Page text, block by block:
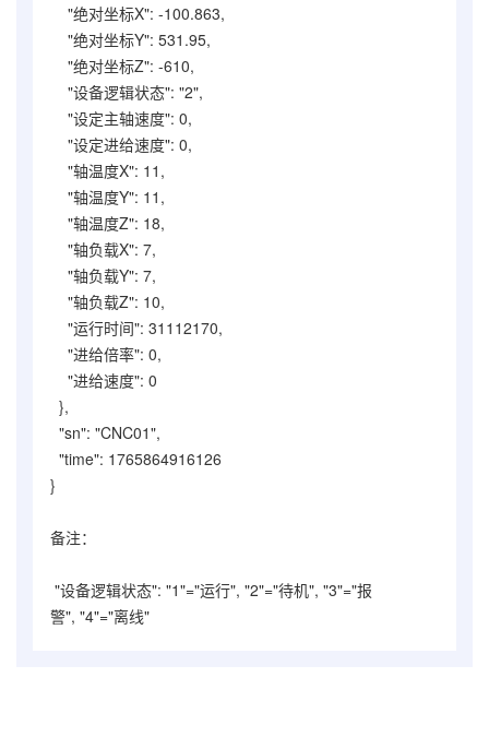
"绝对坐标X": -100.863,
"绝对坐标Y": 531.95,
"绝对坐标Z": -610,
"设备逻辑状态": "2",
"设定主轴速度": 0,
"设定进给速度": 0,
"轴温度X": 11,
"轴温度Y": 11,
"轴温度Z": 18,
"轴负载X": 7,
"轴负载Y": 7,
"轴负载Z": 10,
"运行时间": 31112170,
"进给倍率": 0,
"进给速度": 0
},
"sn": "CNC01",
"time": 1765864916126
}
备注：
"设备逻辑状态": "1"="运行", "2"="待机", "3"="报
警", "4"="离线"